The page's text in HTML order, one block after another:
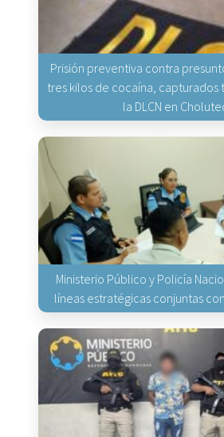
Prisión preventiva contra
tres kilos de cocaína, capturados
la DLCN en
Ministerio Público y Policía
líneas estratégicas conjuntas